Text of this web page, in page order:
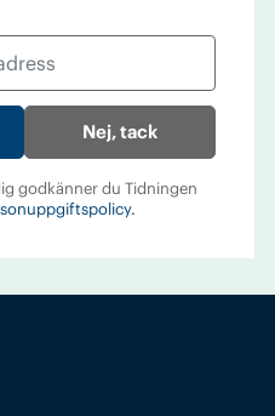
nummer av
Nej, tack
godkänner du Tidningen